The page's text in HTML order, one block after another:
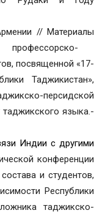
// Материалы
профессорско-
посвященной «17-
Таджикистан»,
персидской
таджикского языка.-
Индии с другими
конференции
и студентов,
Республики
таджикско-